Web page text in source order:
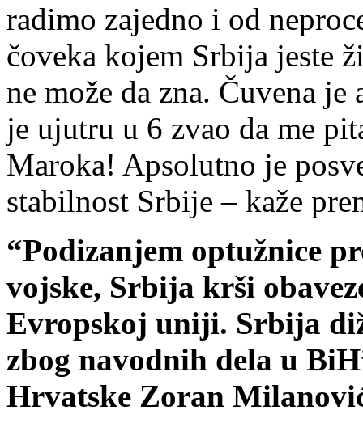
radimo zajedno i od
čoveka kojem Srbija jeste
ne može da zna. Čuvena je
je ujutru u 6 zvao da me
Maroka! Apsolutno je
stabilnost Srbije – kaže
“Podizanjem optužnice
vojske, Srbija krši
Evropskoj uniji. Srbija
zbog navodnih dela u
Hrvatske Zoran